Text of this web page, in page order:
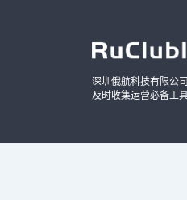
深圳俄航科技有限公
及时收集运营必备工